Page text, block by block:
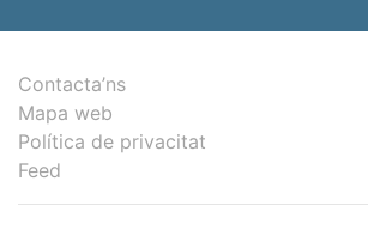
Contacta’ns
Mapa web
Política de privacitat
Feed